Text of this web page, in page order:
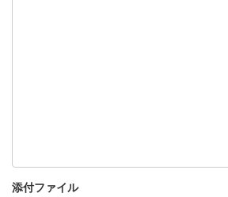
添付ファイル